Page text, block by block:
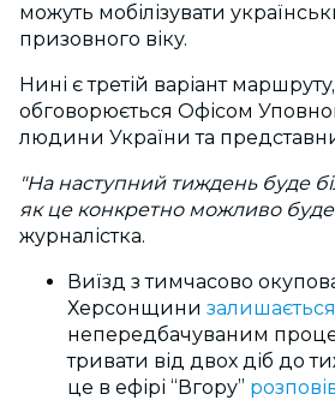
можуть мобілізувати
призовного віку.
Нині є третій варіант
обговорюється Офісом
людини України та
"На наступний тиждень буде
як це конкретно можливо буде
журналістка.
Виїзд з тимчасово
Херсонщини залишається
непередбачуваним
тривати від двох діб до
це в ефірі “Вгору”